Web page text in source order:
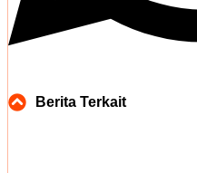
Berita Terkait